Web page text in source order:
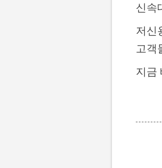
신속
저신
고객
지금